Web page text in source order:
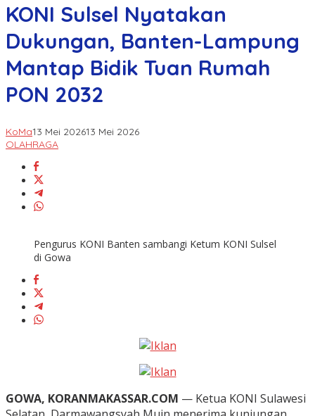
KONI Sulsel Nyatakan
Dukungan, Banten-Lampung
Mantap Bidik Tuan Rumah
PON 2032
KoMa13 Mei 202613 Mei 2026
OLAHRAGA
Pengurus KONI Banten sambangi Ketum KONI Sulsel
di Gowa
GOWA, KORANMAKASSAR.COM — Ketua KONI Sulawesi